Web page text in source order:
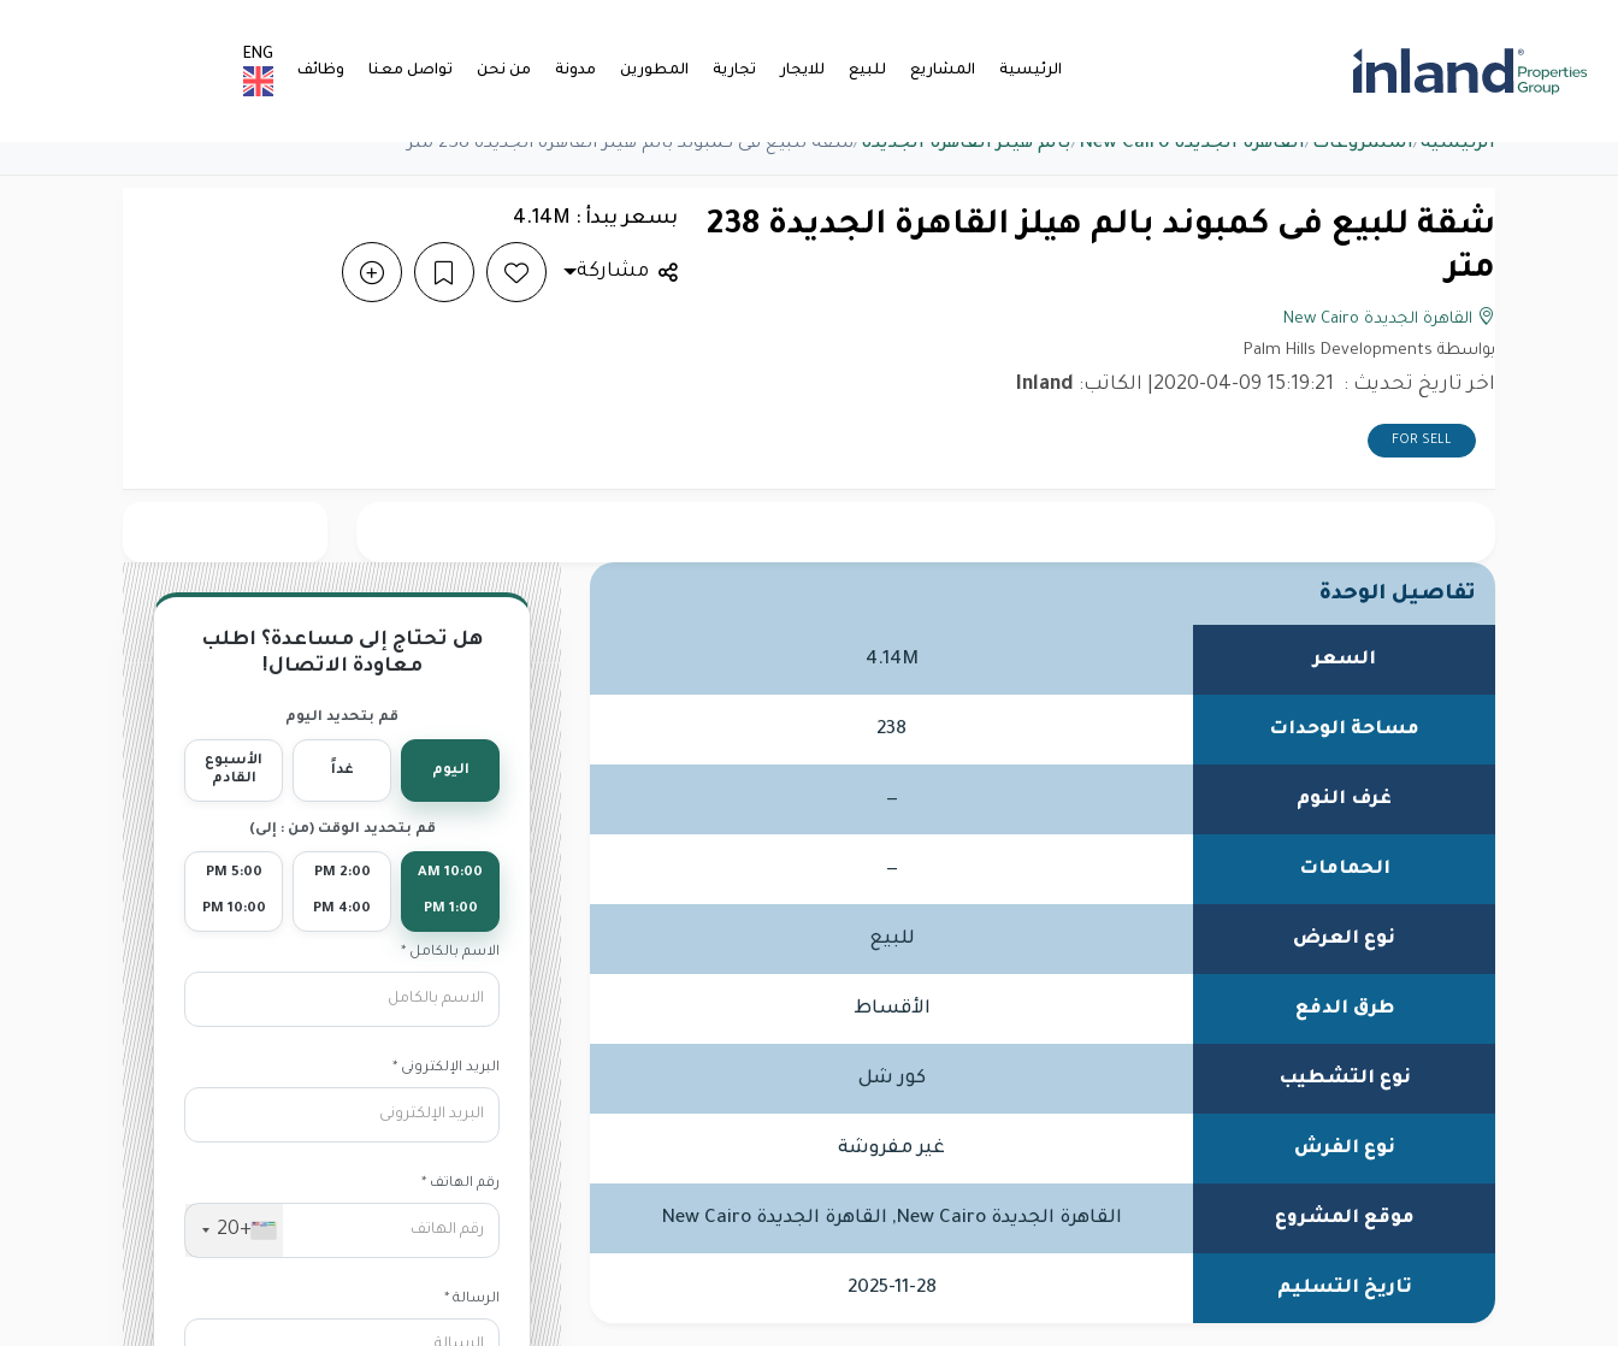
الرئيسية المشاريع للبيع للايجار تجارية المطورين مدونة من نحن تواصل معنا وظائف
ENG
الرئيسية/المشروعات /القاهرة الجديدة New Cairo /بالم هيلز القاهرة الجديدة /شقة للبيع فى كمبوند بالم هيلز القاهرة الجديدة 238 متر
شقة للبيع فى كمبوند بالم هيلز القاهرة الجديدة 238
متر
القاهرة الجديدة New Cairo
بواسطة Palm Hills Developments
اخر تاريخ تحديث : 2020-04-09 15:19:21 | الكاتب: Inland
FOR SELL
بسعر يبدأ : 4.14M
مشاركة
Previous Next
تفاصيل الوحدة
السعر 4.14M
مساحة الوحدات 238
غرف النوم —
الحمامات —
نوع العرض للبيع
طرق الدفع الأقساط
نوع التشطيب كور شل
نوع الفرش غير مفروشة
موقع المشروع القاهرة الجديدة New Cairo, القاهرة الجديدة New Cairo
تاريخ التسليم 2025-11-28
هل تحتاج إلى مساعدة؟ اطلب
معاودة الاتصال!
قم بتحديد اليوم
اليوم غداً
الأسبوع
القادم
قم بتحديد الوقت (من : إلى)
10:00 AM
1:00 PM
2:00 PM
4:00 PM
5:00 PM
10:00 PM
الاسم بالكامل *
البريد الإلكترونى *
رقم الهاتف *
+20
الرسالة *